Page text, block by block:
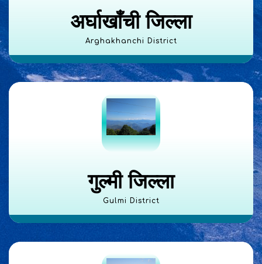
अर्घाखाँची जिल्ला
Arghakhanchi District
गुल्मी जिल्ला
Gulmi District